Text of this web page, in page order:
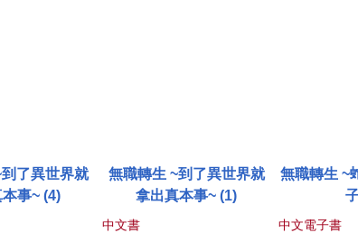
了異世界就
事~ (4)
無職轉生 ~到了異世界就
拿出真本事~ (1)
中文書
無職轉生 ~
中文電子書